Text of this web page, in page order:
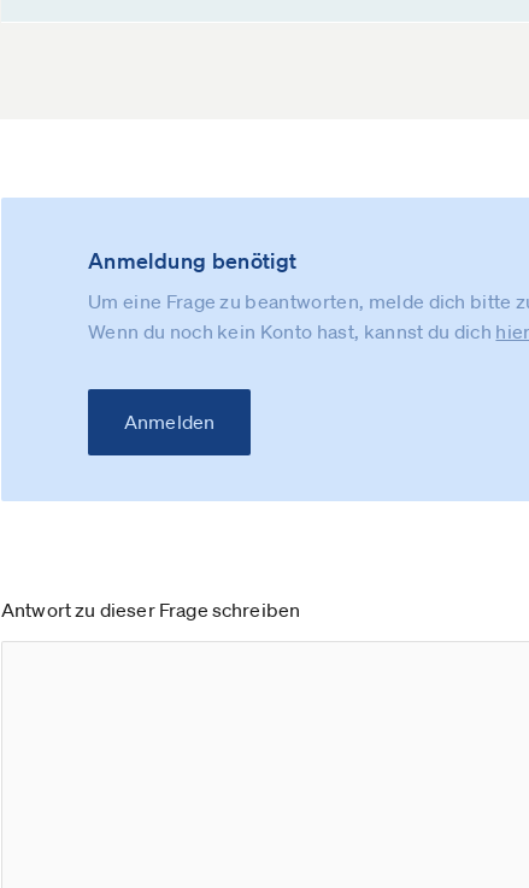
Anmeldung benötigt
Um eine Frage zu beantworten, melde dich bitte
Wenn du noch kein Konto hast, kannst du dich
Anmelden
Antwort zu dieser Frage schreiben